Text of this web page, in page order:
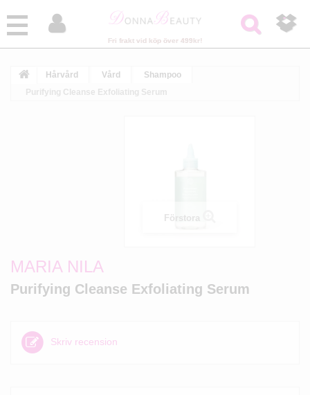
Hårvård Vård
Shampoo
Purifying Cleanse Exfoliating Serum
Förstora
MARIA NILA
Purifying Cleanse Exfoliating Serum
Skriv recension
Fri frakt vid köp över 499kr!
 
